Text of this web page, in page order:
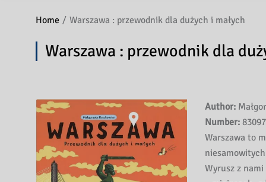
Home Warszawa : przewodnik dla dużych i małych
Warszawa : przewodnik dla
Author:
Number: 83097
Warszawa to
Wyrusz z